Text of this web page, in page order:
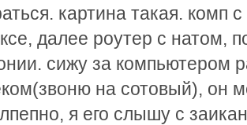
картина такая. комп
далее роутер с натом,
сижу за компьютером
на сотовый), он
я его слышу с